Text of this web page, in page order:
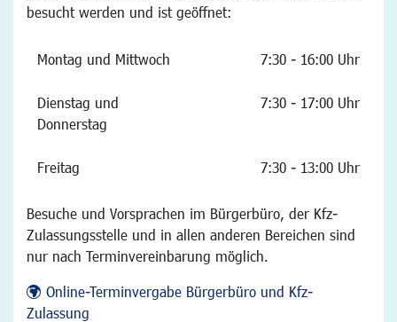
besucht werden und ist geöffnet:
Montag und Mittwoch 7:30 - 16:00 Uhr
Dienstag und
Donnerstag
7:30 - 17:00 Uhr
Freitag 7:30 - 13:00 Uhr
Besuche und Vorsprachen im Bürgerbüro, der Kfz-
Zulassungsstelle und in allen anderen Bereichen sind
nur nach Terminvereinbarung möglich.
Online-Terminvergabe Bürgerbüro und Kfz-
Zulassung